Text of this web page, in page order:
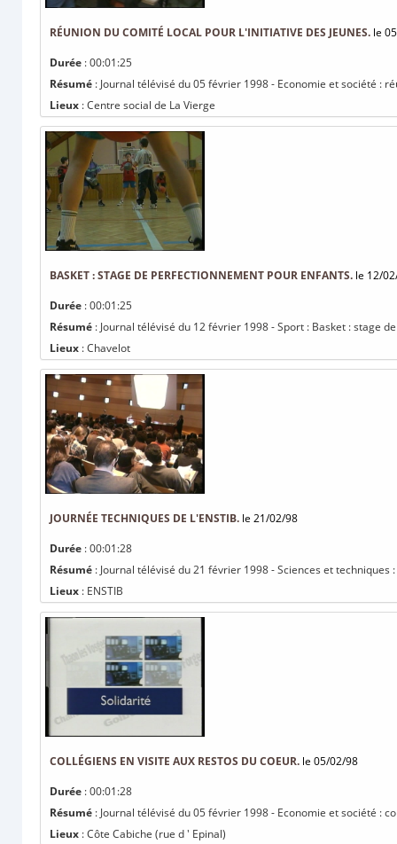
RÉUNION DU COMITÉ LOCAL POUR L'INITIATIVE DES JEUNES. le
Durée : 00:01:25
Résumé : Journal télévisé du 05 février 1998 - Economie et société :
Lieux : Centre social de La Vierge
BASKET : STAGE DE PERFECTIONNEMENT POUR ENFANTS. le 12/
Durée : 00:01:25
Résumé : Journal télévisé du 12 février 1998 - Sport : Basket : stage
Lieux : Chavelot
JOURNÉE TECHNIQUES DE L'ENSTIB. le 21/02/98
Durée : 00:01:28
Résumé : Journal télévisé du 21 février 1998 - Sciences et techniques
Lieux : ENSTIB
COLLÉGIENS EN VISITE AUX RESTOS DU COEUR. le 05/02/98
Durée : 00:01:28
Résumé : Journal télévisé du 05 février 1998 - Economie et société :
Lieux : Côte Cabiche (rue d ' Epinal)